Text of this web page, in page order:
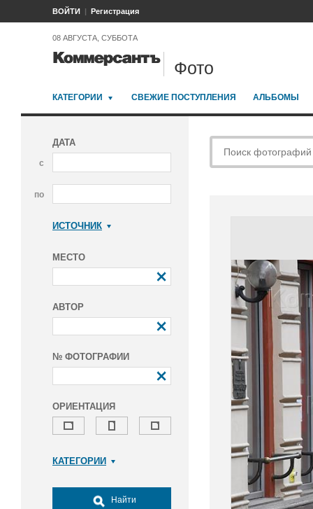
ВОЙТИ Регистрация
08 АВГУСТА, СУББОТА
Фото
КАТЕГОРИИ СВЕЖИЕ ПОСТУПЛЕНИЯ АЛЬБОМЫ
ДАТА
с
по
ИСТОЧНИК
МЕСТО
АВТОР
№ ФОТОГРАФИИ
ОРИЕНТАЦИЯ
КАТЕГОРИИ
Досуг, туризм и отдых
Найти